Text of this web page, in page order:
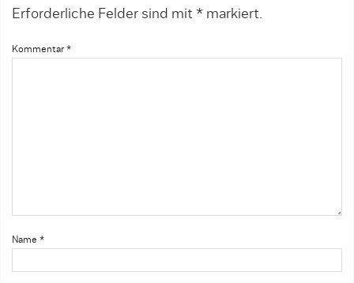
Erforderliche Felder sind mit * markiert.
Kommentar *
Name *